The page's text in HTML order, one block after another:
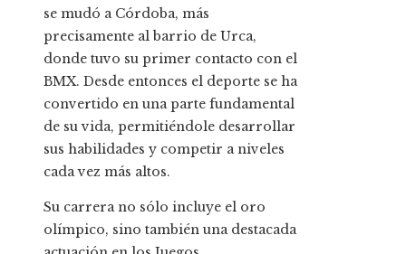
se mudó a Córdoba, más
precisamente al barrio de Urca,
donde tuvo su primer contacto con el
BMX. Desde entonces el deporte se ha
convertido en una parte fundamental
de su vida, permitiéndole desarrollar
sus habilidades y competir a niveles
cada vez más altos.
Su carrera no sólo incluye el oro
olímpico, sino también una destacada